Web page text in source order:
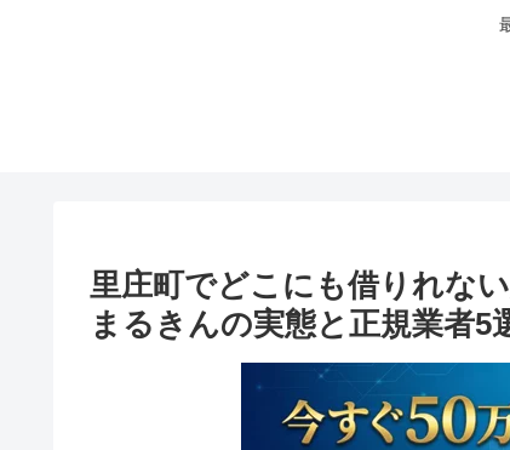
里庄町でどこにも借りれな
まるきんの実態と正規業者5